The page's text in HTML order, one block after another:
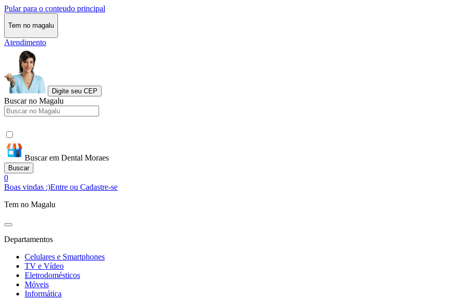
Pular para o conteudo principal
Tem no magalu
Atendimento
Digite seu CEP
Buscar no Magalu
Buscar em Dental Moraes
Buscar
0
Boas vindas :)Entre ou Cadastre-se
Tem no Magalu
Departamentos
Celulares e Smartphones
TV e Vídeo
Eletrodomésticos
Móveis
Informática